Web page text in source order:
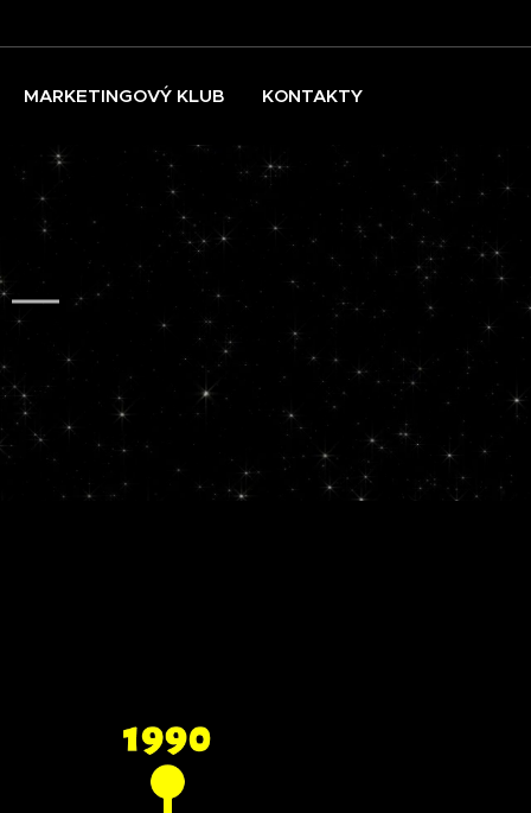
MARKETINGOVÝ KLUB KONTAKTY